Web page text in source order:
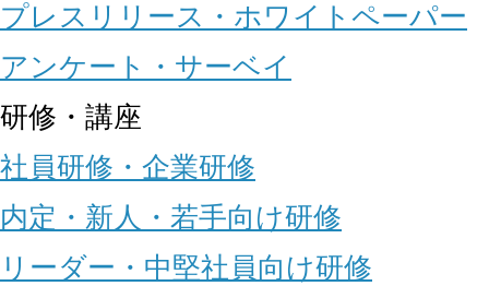
プレスリリース・ホワイトペーパー
アンケート・サーベイ
研修・講座
社員研修・企業研修
内定・新人・若手向け研修
リーダー・中堅社員向け研修